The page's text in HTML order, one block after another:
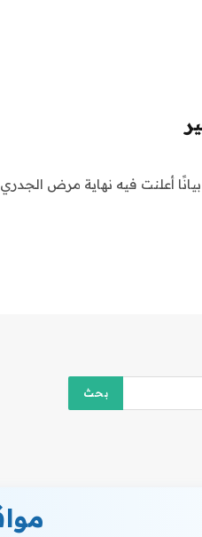
بيانًا أعلنت فيه نهاية مرض